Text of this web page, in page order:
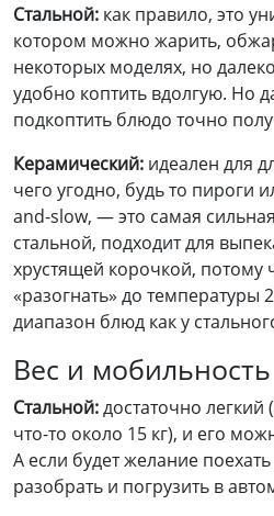
Стальной: как правило, это
котором можно жарить,
некоторых моделях, но
удобно коптить вдолгую. Но
подкоптить блюдо точно
Керамический: идеален для
чего угодно, будь то пироги
and-slow, — это самая
стальной, подходит для
хрустящей корочкой, потому
«разогнать» до температуры
диапазон блюд как у
Вес и мобильность
Стальной:достаточно
что-то около 15 кг), и его
А если будет желание
разобрать и погрузить в